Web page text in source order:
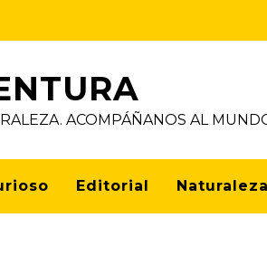
ACOMPÁÑANOS AL
Editorial Naturaleza